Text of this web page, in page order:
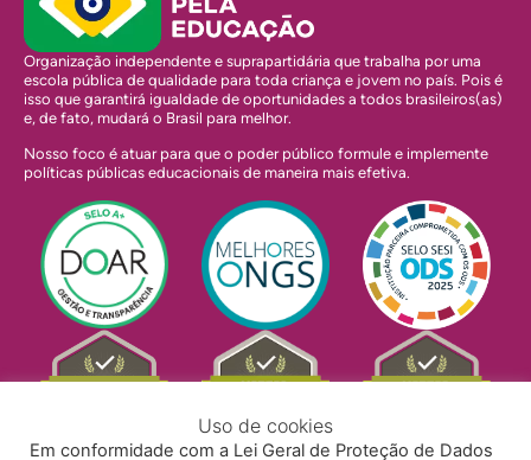
Organização independente e suprapartidária que trabalha por uma
escola pública de qualidade para toda criança e jovem no país. Pois é
isso que garantirá igualdade de oportunidades a todos brasileiros(as)
e, de fato, mudará o Brasil para melhor.
Nosso foco é atuar para que o poder público formule e implemente
políticas públicas educacionais de maneira mais efetiva.
Uso de cookies
Em conformidade com a Lei Geral de Proteção de Dados